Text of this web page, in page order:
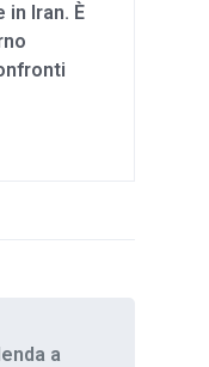
Iran. È
a